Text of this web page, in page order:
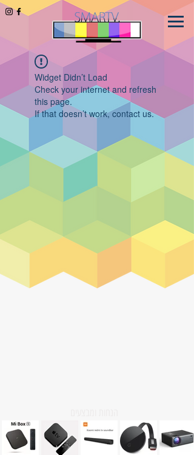
Widget Didn’t Load
Check your internet and refresh
this page.
If that doesn’t work, contact us.